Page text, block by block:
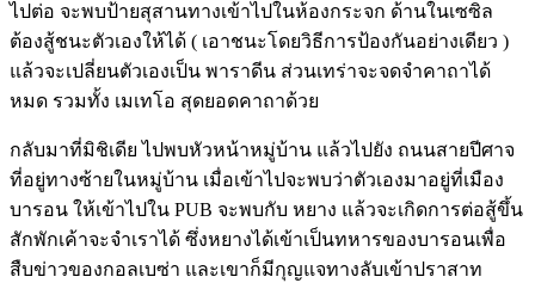
ไปต่อ จะพบป้ายสุสานทางเข้าไปในห้องกระจก ด้านในเซซิล
ต้องสู้ชนะตัวเองให้ได้ ( เอาชนะโดยวิธีการป้องกันอย่างเดียว )
แล้วจะเปลี่ยนตัวเองเป็น พาราดีน ส่วนเทร่าจะจดจำคาถาได้
หมด รวมทั้ง เมเทโอ สุดยอดคาถาด้วย
กลับมาที่มิชิเดีย ไปพบหัวหน้าหมู่บ้าน แล้วไปยัง ถนนสายปีศาจ
ที่อยู่ทางซ้ายในหมู่บ้าน เมื่อเข้าไปจะพบว่าตัวเองมาอยู่ที่เมือง
บารอน ให้เข้าไปใน PUB จะพบกับ หยาง แล้วจะเกิดการต่อสู้ขึ้น
สักพักเค้าจะจำเราได้ ซึ่งหยางได้เข้าเป็นทหารของบารอนเพื่อ
สืบข่าวของกอลเบซ่า และเขาก็มีกุญแจทางลับเข้าปราสาท